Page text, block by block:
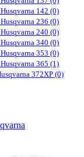
142 (0)
236 (0)
240 (0)
340 (0)
353 (0)
365 (1)
372XP (0)